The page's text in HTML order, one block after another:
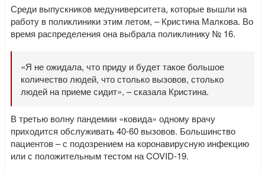
Среди выпускников медуниверситета, которые вышли на
работу в поликлиники этим летом, – Кристина Малкова. Во
время распределения она выбрала поликлинику № 16.
«Я не ожидала, что приду и будет такое большое
количество людей, что столько вызовов, столько
людей на приеме сидит», – сказала Кристина.
В третью волну пандемии «ковида» одному врачу
приходится обслуживать 40-60 вызовов. Большинство
пациентов – с подозрением на коронавирусную инфекцию
или с положительным тестом на COVID-19.